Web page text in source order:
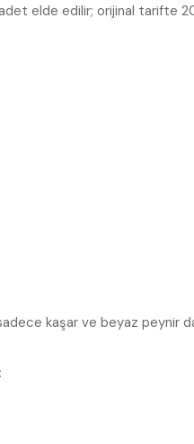
elde edilir; orijinal tarifte
kaşar ve beyaz peynir